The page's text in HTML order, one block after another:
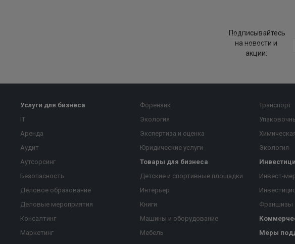
Подписывайтесь
на новости и
акции:
Услуги для бизнеса
IT
Аренда
Аудит
Аутсорсинг
Безопасность
Деловое образование
Деловые мероприятия
Консалтинг
Маркетинг
Форензик
Экология
Экспертиза и оценка
Юридические услуги
Товары для бизнеса
Детские и спортивные площадки
Интерьер
Книги
Машины и оборудование
Мебель
Транспорт
Экология
Инвест-
Франшизы
Меры